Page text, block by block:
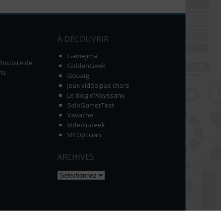
de
À DÉCOUVRIR
Gamejima
GoldenGeek
Gouaig
Jeux vidéo pas chers
Le blog d'Abyssahx
SoloGamerTest
Vavache
Videoludeek
VR Optician
ARCHIVES
Naviguer dans les archives